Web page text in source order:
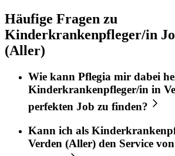
Häufige Fragen zu
Kinderkrankenpfleger/in
(Aller)
Wie kann Pflegia mir dabei
Kinderkrankenpfleger/in in
perfekten Job zu finden?
Kann ich als
Verden (Aller) den Service von